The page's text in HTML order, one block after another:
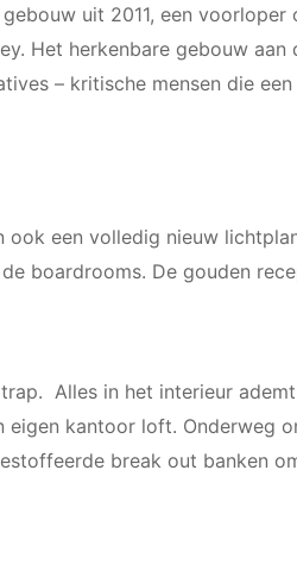
uit 2011, een
Het herkenbare gebouw
– kritische mensen die
een volledig nieuw
boardrooms. De gouden
Alles in het interieur
kantoor loft. Onderweg
break out banken